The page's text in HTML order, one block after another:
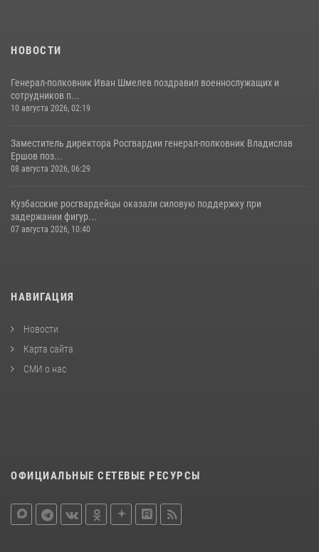
НОВОСТИ
Генерал-полковник Иван Шмелев поздравил военнослужащих и
сотрудников п...
10 августа 2026, 02:19
Заместитель директора Росгвардии генерал-полковник Владислав
Ершов поз...
08 августа 2026, 06:29
Кузбасские росгвардейцы оказали силовую поддержку при
задержании фигур...
07 августа 2026, 10:40
НАВИГАЦИЯ
Новости
Карта сайта
СМИ о нас
ОФИЦИАЛЬНЫЕ СЕТЕВЫЕ РЕСУРСЫ